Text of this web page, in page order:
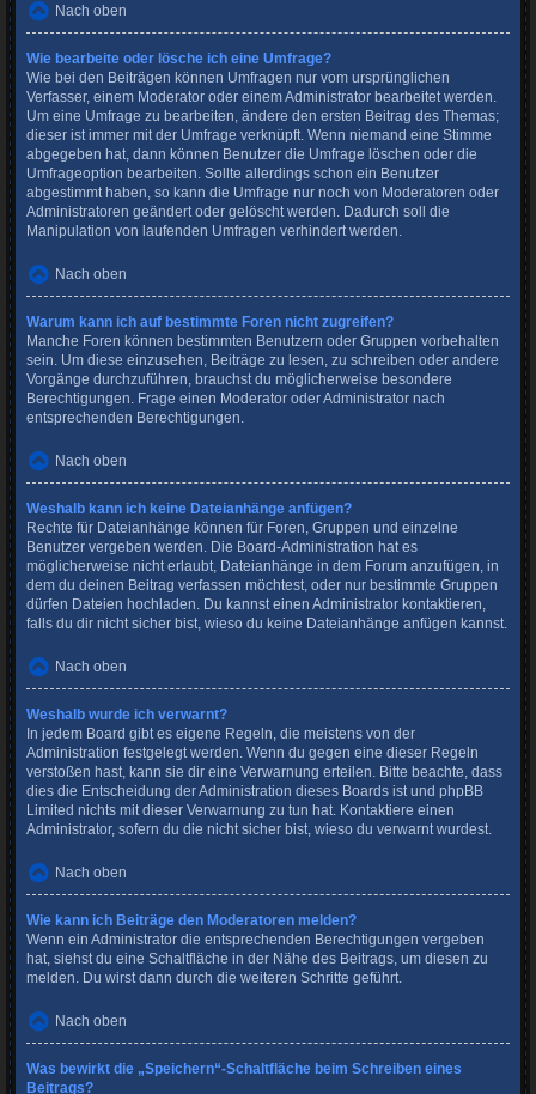
Nach oben
Wie bearbeite oder lösche ich eine Umfrage?
Wie bei den Beiträgen können Umfragen nur vom ursprünglichen
Verfasser, einem Moderator oder einem Administrator bearbeitet werden.
Um eine Umfrage zu bearbeiten, ändere den ersten Beitrag des Themas;
dieser ist immer mit der Umfrage verknüpft. Wenn niemand eine Stimme
abgegeben hat, dann können Benutzer die Umfrage löschen oder die
Umfrageoption bearbeiten. Sollte allerdings schon ein Benutzer
abgestimmt haben, so kann die Umfrage nur noch von Moderatoren oder
Administratoren geändert oder gelöscht werden. Dadurch soll die
Manipulation von laufenden Umfragen verhindert werden.
Nach oben
Warum kann ich auf bestimmte Foren nicht zugreifen?
Manche Foren können bestimmten Benutzern oder Gruppen vorbehalten
sein. Um diese einzusehen, Beiträge zu lesen, zu schreiben oder andere
Vorgänge durchzuführen, brauchst du möglicherweise besondere
Berechtigungen. Frage einen Moderator oder Administrator nach
entsprechenden Berechtigungen.
Nach oben
Weshalb kann ich keine Dateianhänge anfügen?
Rechte für Dateianhänge können für Foren, Gruppen und einzelne
Benutzer vergeben werden. Die Board-Administration hat es
möglicherweise nicht erlaubt, Dateianhänge in dem Forum anzufügen, in
dem du deinen Beitrag verfassen möchtest, oder nur bestimmte Gruppen
dürfen Dateien hochladen. Du kannst einen Administrator kontaktieren,
falls du dir nicht sicher bist, wieso du keine Dateianhänge anfügen kannst.
Nach oben
Weshalb wurde ich verwarnt?
In jedem Board gibt es eigene Regeln, die meistens von der
Administration festgelegt werden. Wenn du gegen eine dieser Regeln
verstoßen hast, kann sie dir eine Verwarnung erteilen. Bitte beachte, dass
dies die Entscheidung der Administration dieses Boards ist und phpBB
Limited nichts mit dieser Verwarnung zu tun hat. Kontaktiere einen
Administrator, sofern du die nicht sicher bist, wieso du verwarnt wurdest.
Nach oben
Wie kann ich Beiträge den Moderatoren melden?
Wenn ein Administrator die entsprechenden Berechtigungen vergeben
hat, siehst du eine Schaltfläche in der Nähe des Beitrags, um diesen zu
melden. Du wirst dann durch die weiteren Schritte geführt.
Nach oben
Was bewirkt die „Speichern“-Schaltfläche beim Schreiben eines
Beitrags?